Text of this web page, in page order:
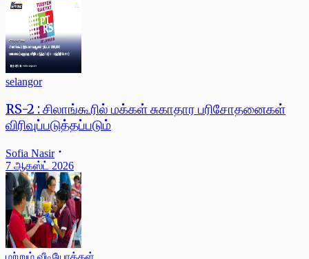
selangor
RS-2 : சிலாங்கூரில் மக்கள் சுகாதார பரிசோதனைகள்
விரிவுப்படுத்தப்படும்
Sofia Nasir
7 ஆகஸ்ட் 2026
மற்றும் வீடியோக்கள்